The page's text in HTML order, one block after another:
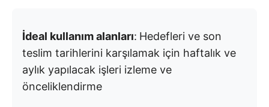
İdeal kullanım alanları: Hedefleri ve son
teslim tarihlerini karşılamak için haftalık ve
aylık yapılacak işleri izleme ve
önceliklendirme